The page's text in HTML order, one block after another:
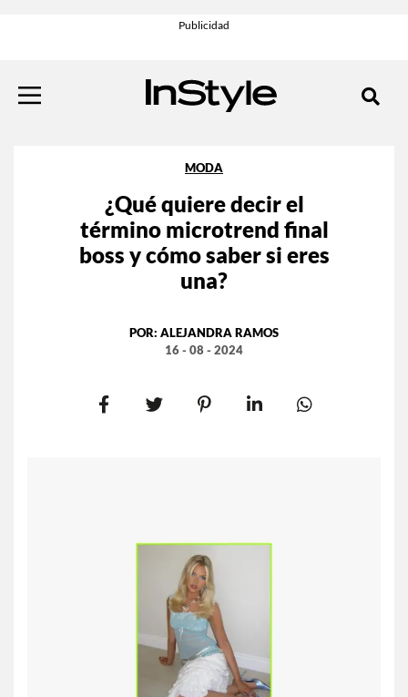
MODA
⁠⁠¿Qué quiere decir el
término microtrend final
boss y cómo saber si eres
una?
POR: ALEJANDRA RAMOS
16 - 08 - 2024